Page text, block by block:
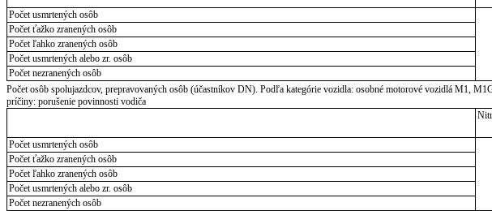
Počet usmrtených osôb
Počet ťažko zranených osôb
Počet ľahko zranených osôb
Počet usmrtených alebo zr. osôb
Počet nezranených osôb
Počet osôb spolujazdcov, prepravovaných osôb (účastníkov DN). Podľa kategórie vozidla: osobné motorové vozidlá M1,
príčiny: porušenie povinnosti vodiča
Počet usmrtených osôb
Počet ťažko zranených osôb
Počet ľahko zranených osôb
Počet usmrtených alebo zr. osôb
Počet nezranených osôb